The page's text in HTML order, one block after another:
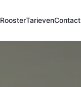
RoosterTarievenContact